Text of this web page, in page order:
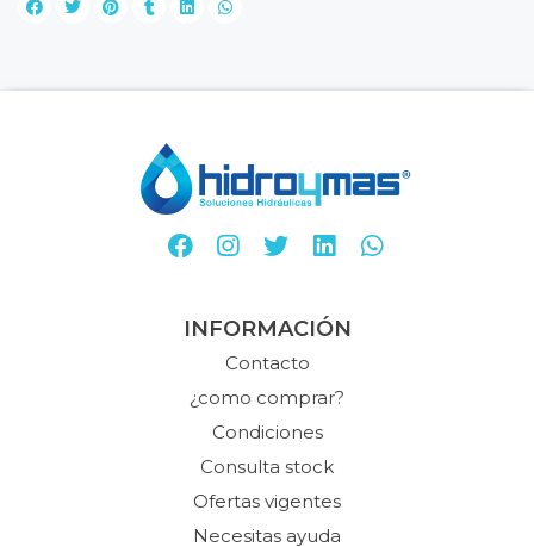
INFORMACIÓN
Contacto
¿como comprar?
Condiciones
Consulta stock
Ofertas vigentes
Necesitas ayuda